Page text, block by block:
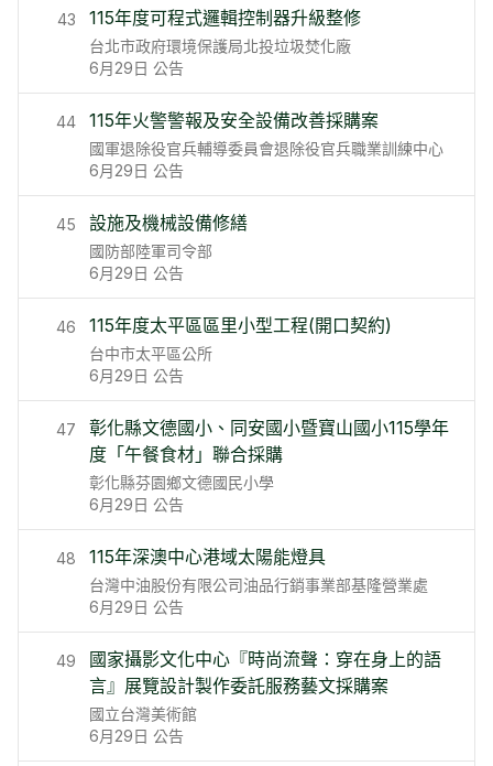
43 115年度可程式邏輯控制器升級整修
台北市政府環境保護局北投垃圾焚化廠
6月29日 公告
44 115年火警警報及安全設備改善採購案
國軍退除役官兵輔導委員會退除役官兵職業訓練中心
6月29日 公告
45 設施及機械設備修繕
國防部陸軍司令部
6月29日 公告
46 115年度太平區區里小型工程(開口契約)
台中市太平區公所
6月29日 公告
47
彰化縣文德國小、同安國小暨寶山國小115學年
度「午餐食材」聯合採購
彰化縣芬園鄉文德國民小學
6月29日 公告
48 115年深澳中心港域太陽能燈具
台灣中油股份有限公司油品行銷事業部基隆營業處
6月29日 公告
49
國家攝影文化中心『時尚流聲：穿在身上的語
言』展覽設計製作委託服務藝文採購案
國立台灣美術館
6月29日 公告